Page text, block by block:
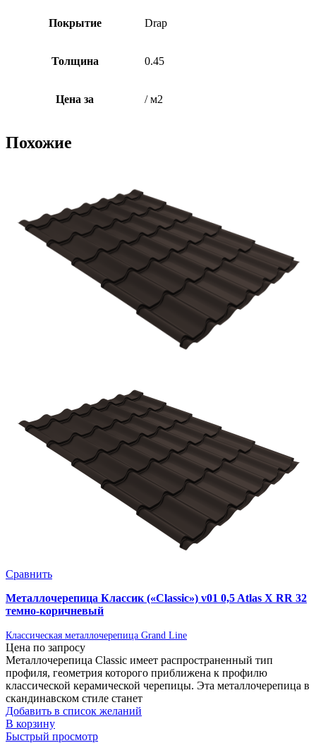
Покрытие Drap
Толщина 0.45
Цена за / м2
Похожие
Сравнить
Металлочерепица Классик («Classic») v01 0,5 Atlas X RR 32
темно-коричневый
Классическая металлочерепица Grand Line
Цена по запросу
Металлочерепица Classic имеет распространенный тип
профиля, геометрия которого приближена к профилю
классической керамической черепицы. Эта металлочерепица в
скандинавском стиле станет
Добавить в список желаний
В корзину
Быстрый просмотр